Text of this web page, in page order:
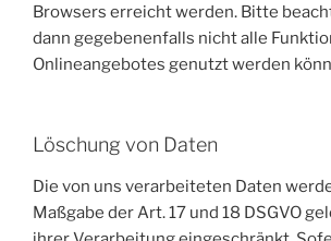
Browsers erreicht werden. Bitte
dann gegebenenfalls nicht alle
Onlineangebotes genutzt werden
Löschung von Daten
Die von uns verarbeiteten Daten
Maßgabe der Art. 17 und 18 DSGVO